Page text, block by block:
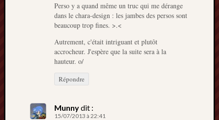
Perso y a quand même un truc qui me dérange
dans le chara-design : les jambes des persos sont
beaucoup trop fines. >.<
Autrement, c'était intriguant et plutôt
accrocheur. J'espère que la suite sera à la
hauteur. o/
Répondre
Munnydit :
15/07/2013 à 22:41